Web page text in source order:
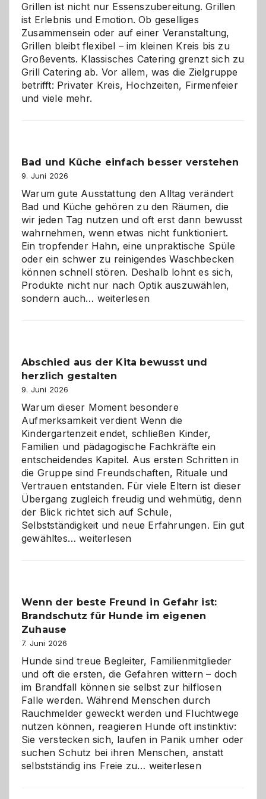
Grillen ist nicht nur Essenszubereitung. Grillen
ist Erlebnis und Emotion. Ob geselliges
Zusammensein oder auf einer Veranstaltung,
Grillen bleibt flexibel – im kleinen Kreis bis zu
Großevents. Klassisches Catering grenzt sich zu
Grill Catering ab. Vor allem, was die Zielgruppe
betrifft: Privater Kreis, Hochzeiten, Firmenfeier
und viele mehr.
Bad und Küche einfach besser verstehen
9. Juni 2026
Warum gute Ausstattung den Alltag verändert
Bad und Küche gehören zu den Räumen, die
wir jeden Tag nutzen und oft erst dann bewusst
wahrnehmen, wenn etwas nicht funktioniert.
Ein tropfender Hahn, eine unpraktische Spüle
oder ein schwer zu reinigendes Waschbecken
können schnell stören. Deshalb lohnt es sich,
Produkte nicht nur nach Optik auszuwählen,
sondern auch… Bad
verstehen
weiterlesen
Abschied aus der Kita bewusst und
herzlich gestalten
9. Juni 2026
Warum dieser Moment besondere
Aufmerksamkeit verdient Wenn die
Kindergartenzeit endet, schließen Kinder,
Familien und pädagogische Fachkräfte ein
entscheidendes Kapitel. Aus ersten Schritten in
die Gruppe sind Freundschaften, Rituale und
Vertrauen entstanden. Für viele Eltern ist dieser
Übergang zugleich freudig und wehmütig, denn
der Blick richtet sich auf Schule,
Selbstständigkeit und neue Erfahrungen. Ein gut
gewähltes…Abschied
und
herzlich
weiterlesen
Wenn der beste Freund in Gefahr ist:
Brandschutz für Hunde im eigenen
Zuhause
7. Juni 2026
Hunde sind treue Begleiter, Familienmitglieder
und oft die ersten, die Gefahren wittern – doch
im Brandfall können sie selbst zur hilflosen
Falle werden. Während Menschen durch
Rauchmelder geweckt werden und Fluchtwege
nutzen können, reagieren Hunde oft instinktiv:
Sie verstecken sich, laufen in Panik umher oder
suchen Schutz bei ihren Menschen, anstatt
selbstständig ins Freie zu… Wenn
weiterlesen